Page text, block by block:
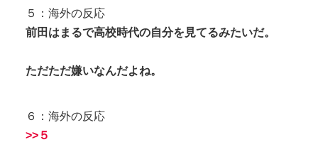
５：海外の反応
前田はまるで高校時代の自分を見てるみたいだ。
ただただ嫌いなんだよね。
６：海外の反応
>>５